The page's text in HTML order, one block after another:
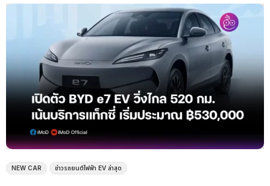
NEW CAR ข่าวรถยนต์ไฟฟ้า EV ล่าสุด